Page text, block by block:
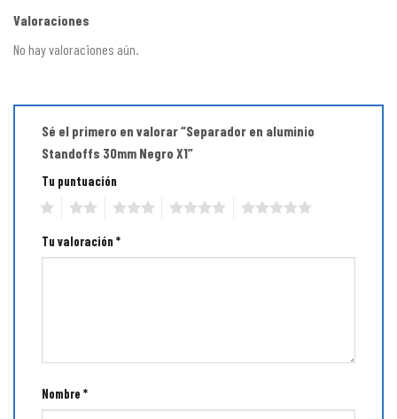
Valoraciones
No hay valoraciones aún.
Sé el primero en valorar “Separador en aluminio
Standoffs 30mm Negro X1”
Tu puntuación
Tu valoración *
Nombre *